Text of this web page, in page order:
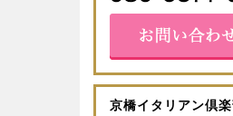
京橋イタリアン倶